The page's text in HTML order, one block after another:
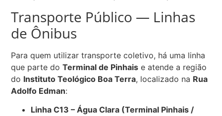
Transporte Público — Linhas
de Ônibus
Para quem utilizar transporte coletivo, há uma linha
que parte doTerminal de Pinhais e atende a região
do Instituto Teológico Boa Terra, localizado na Rua
Adolfo Edman:
Linha C13 – Água Clara (Terminal Pinhais /